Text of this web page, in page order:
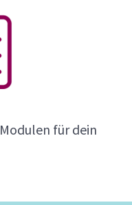
für dein